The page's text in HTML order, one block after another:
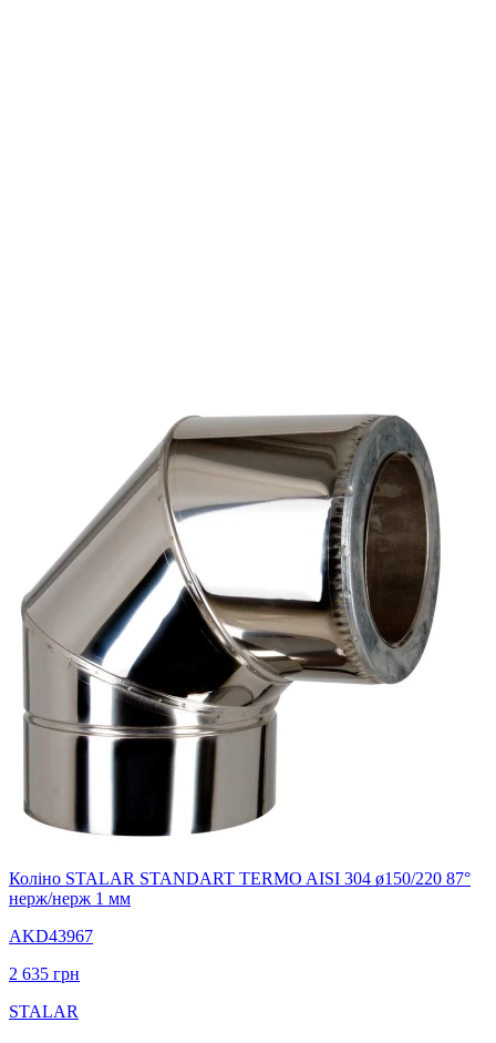
Коліно STALAR STANDART TERMO AISI 304 ø150/220 87°
нерж/нерж 1 мм
AKD43967
2 635 грн
STALAR